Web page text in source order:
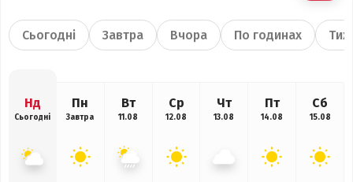
Сьогодні Завтра Вчора По годинах
Нд
Сьогодні
Пн
Завтра
Вт
11.08
Ср
12.08
Чт
13.08
Пт
14.08
Сб
15.08